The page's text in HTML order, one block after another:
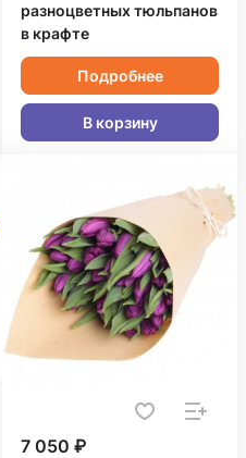
разноцветных тюльпанов
в крафте
Подробнее
В корзину
7 050 ₽